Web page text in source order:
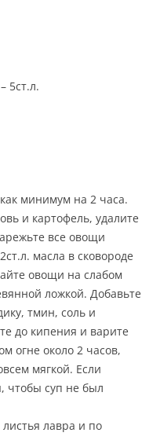
5ст.л.
минимум на 2 часа.
и картофель, удалите
все овощи
масла в сковороде
овощи на слабом
ложкой. Добавьте
тмин, соль и
до кипения и варите
огне около 2 часов,
мягкой. Если
чтобы суп не был
лавра и по